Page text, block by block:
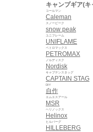
キャンプギア(
Caleman
コールマン
snow peak
スノーピーク
UNIFLAME
ユニフレーム
PETROMAX
ペトロマックス
Nordisk
ノルディスク
CAPTAIN STAG
キャプテンスタッグ
自作
DIY
MSR
エムエスアール
Helinox
ヘリノックス
HILLEBERG
ヒルバーグ